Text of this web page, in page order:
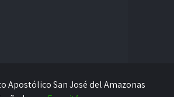
Apostólico San José del Amazonas